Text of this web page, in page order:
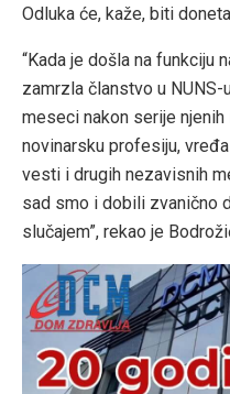
Odluka će, kaže, biti
“Kada je došla na funkciju
zamrzla članstvo u
meseci nakon serije
novinarsku profesiju,
vesti i drugih nezavisnih
sad smo i dobili zvanično
slučajem”, rekao je